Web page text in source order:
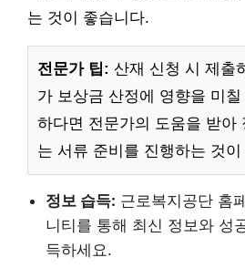
는 것이 좋습니다.
전문가 팁: 산재 신청 시 제출
가 보상금 산정에 영향을 미
하다면 전문가의 도움을 받아
는 서류 준비를 진행하는 것
정보 습득: 근로복지공단 홈
니티를 통해 최신 정보와 성
득하세요.